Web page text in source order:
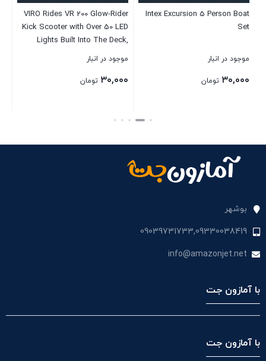
Intex Excursion 5 Person Boat
Set
موجود در انبار
۳۰,۰۰۰ تومان
VIRO Rides VR 200 Glow-Rider
Kick Scooter with Over 50 LED
Lights Built Into The Deck,
Multicolor
موجود در انبار
۳۰,۰۰۰ تومان
بستن
بوشهر
09039731733,09330038419
info@amazonjet.net
با آمازون جت
با آمازون جت